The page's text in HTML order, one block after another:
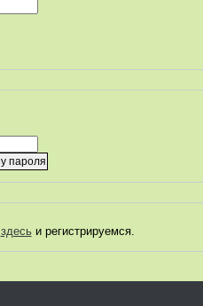
здесьи регистрируемся.